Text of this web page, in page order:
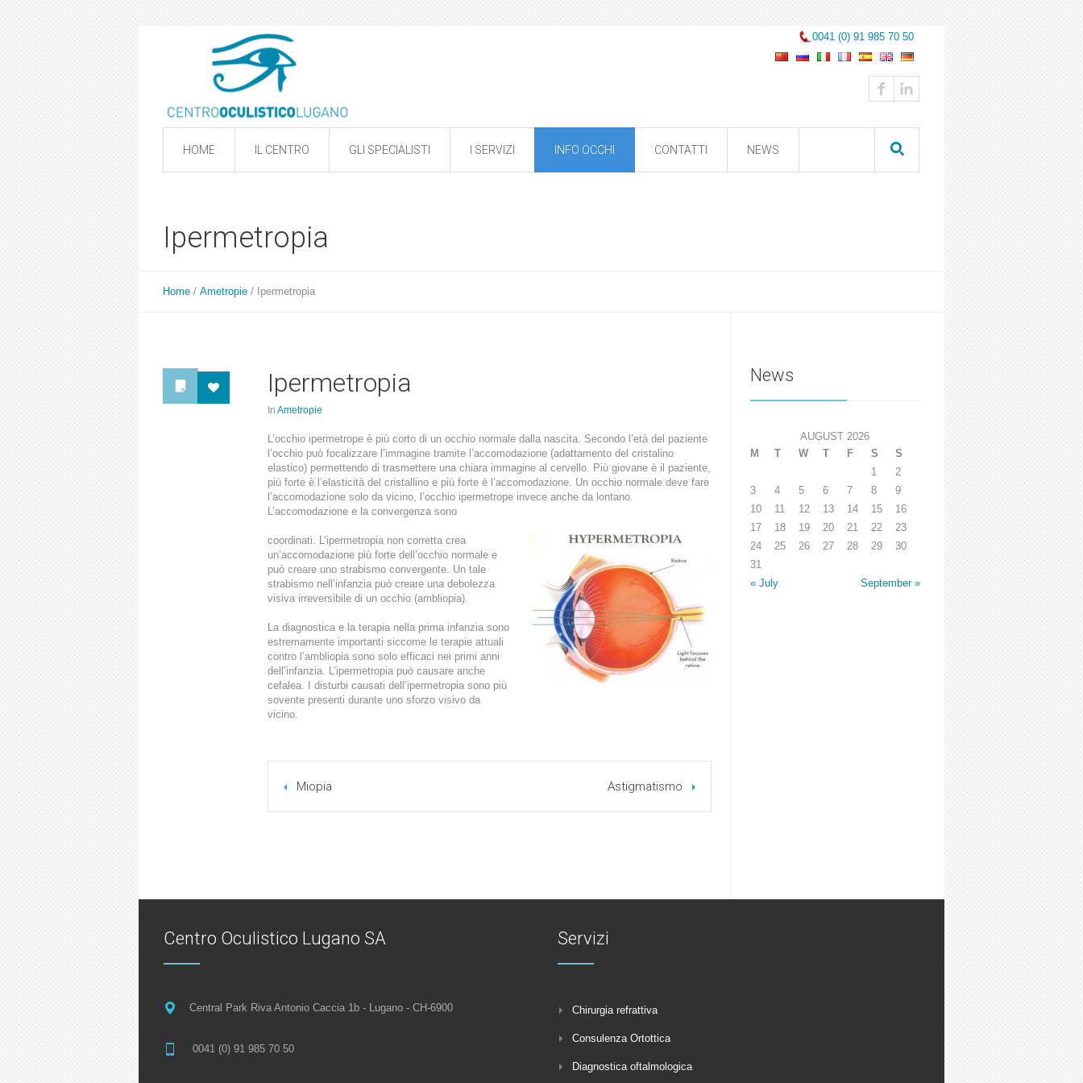
0041 (0) 91 985 70 50
HOME IL CENTRO GLI SPECIALISTI I SERVIZI INFO OCCHI CONTATTI NEWS
Ipermetropia
Home / Ametropie / Ipermetropia
Ipermetropia
In Ametropie
L’occhio ipermetrope è più corto di un occhio normale dalla nascita. Secondo l’età del paziente
l’occhio può focalizzare l’immagine tramite l’accomodazione (adattamento del cristalino
elastico) permettendo di trasmettere una chiara immagine al cervello. Più giovane è il paziente,
più forte è l’elasticità del cristallino e più forte è l’accomodazione. Un occhio normale deve fare
l’accomodazione solo da vicino, l’occhio ipermetrope invece anche da lontano.
L’accomodazione e la convergenza sono
coordinati. L’ipermetropia non corretta crea
un’accomodazione più forte dell’occhio normale e
può creare uno strabismo convergente. Un tale
strabismo nell’infanzia può creare una debolezza
visiva irreversibile di un occhio (ambliopia).
La diagnostica e la terapia nella prima infanzia sono
estremamente importanti siccome le terapie attuali
contro l’ambliopia sono solo efficaci nei primi anni
dell’infanzia. L’ipermetropia può causare anche
cefalea. I disturbi causati dell’ipermetropia sono più
sovente presenti durante uno sforzo visivo da
vicino.
Miopia Astigmatismo
News
AUGUST 2026
M
T W T F S
S
1
2
3
4 5 6 7 8
9
10
11 12 13 14 15
16
17
18 19 20 21 22
23
24
25 26 27 28 29
30
31
« July
September »
Centro Oculistico Lugano SA
Central Park Riva Antonio Caccia 1b - Lugano - CH-6900
0041 (0) 91 985 70 50
Servizi
Chirurgia refrattiva
Consulenza Ortottica
Diagnostica oftalmologica